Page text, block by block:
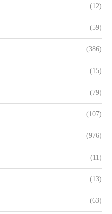
(12)
(59)
(386)
(15)
(79)
(107)
(976)
(11)
(13)
(63)